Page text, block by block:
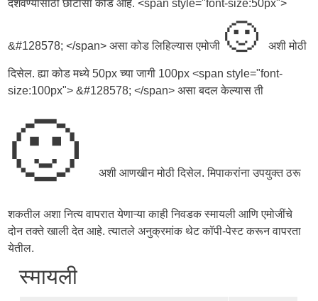
दर्शवण्यासाठी छोटासा कोड आहे. <span style="font-size:50px">
&#128578; </span> असा कोड लिहिल्यास एमोजी 🙂अशी मोठी
दिसेल. ह्या कोड मध्ये 50px च्या जागी 100px <span style="font-
size:100px"> &#128578; </span> असा बदल केल्यास ती
🙂अशी आणखीन मोठी दिसेल. मिपाकरांना उपयुक्त ठरू
शकतील अशा नित्य वापरात येणाऱ्या काही निवडक स्मायली आणि एमोजींचे
दोन तक्ते खाली देत आहे. त्यातले अनुक्रमांक थेट कॉपी-पेस्ट करून वापरता
येतील.
स्मायली